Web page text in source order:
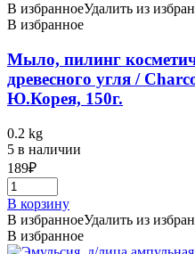
В избранноеУдалить из
В избранное
Мыло, пилинг
древесного угля /
Ю.Корея, 150г.
0.2 kg
5 в наличии
189₽
В корзину
В избранноеУдалить из
В избранное